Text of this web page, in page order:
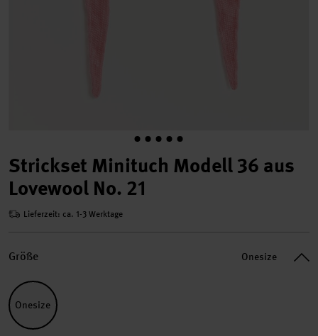
Strickset Minituch Modell 36 aus
Lovewool No. 21
Lieferzeit: ca. 1-3 Werktage
Größe Onesize
Onesize